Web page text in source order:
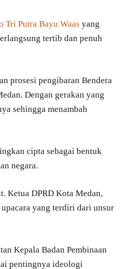
Tri Putra Bayu Waas yang
tertib dan penuh
prosesi pengibaran Bendera
Dengan gerakan yang
sehingga menambah
cipta sebagai bentuk
negara.
Ketua DPRD Kota Medan,
upacara yang terdiri dari unsur
Kepala Badan Pembinaan
pentingnya ideologi